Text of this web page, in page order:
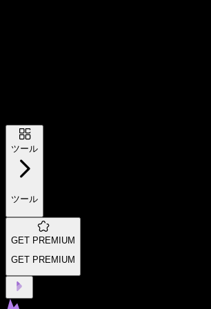
ツール
ツール
GET PREMIUM
GET PREMIUM